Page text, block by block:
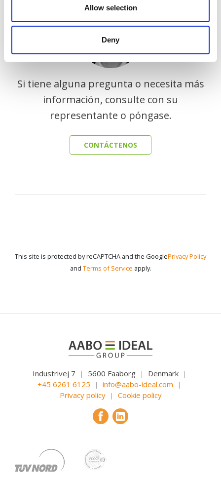
Allow selection
Deny
Si tiene alguna pregunta o necesita más
información, consulte con su
representante o póngase.
CONTÁCTENOS
This site is protected by reCAPTCHA and the GooglePrivacy Policy
and Terms of Service apply.
Industrivej 7 | 5600 Faaborg | Denmark |
+45 6261 6125 | info@aabo-ideal.com |
Privacy policy | Cookie policy